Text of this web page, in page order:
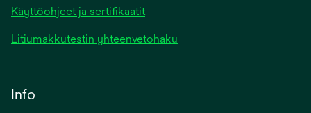
Käyttöohjeet ja sertifikaatit
Litiumakkutestin yhteenvetohaku
Info